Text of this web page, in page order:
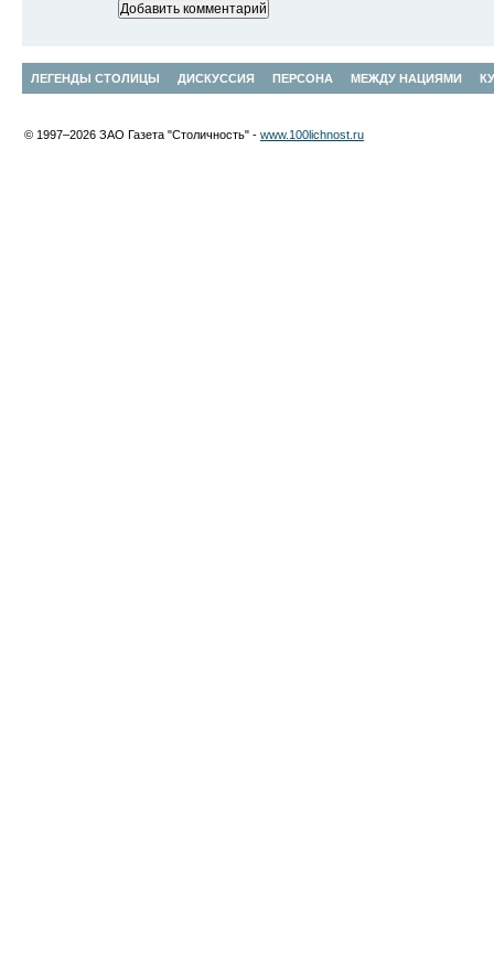
ЛЕГЕНДЫ СТОЛИЦЫ ДИСКУССИЯ ПЕРСОНА МЕЖДУ НАЦИЯМИ
© 1997–2026 ЗАО Газета "Столичность" - www.100lichnost.ru